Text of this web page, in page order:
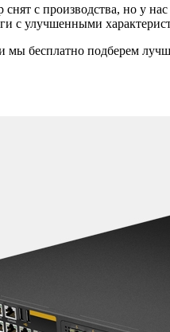
с производства, но у нас
с улучшенными
мы бесплатно подберем